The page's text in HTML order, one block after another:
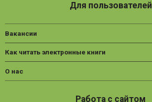
Для пользователей
Вакансии
Как читать электронные книги
О нас
Работа с сайтом